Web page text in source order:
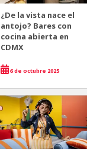
¿De la vista nace el
antojo? Bares con
cocina abierta en
CDMX
6 de octubre 2025